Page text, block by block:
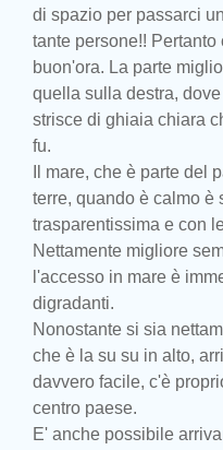
di spazio per passarci
tante persone!!
buon'ora. La parte
quella sulla destra,
strisce di ghiaia chiara
fu.
Il mare, che è parte del
terre, quando è calmo è
trasparentissima e con
Nettamente migliore
l'accesso in mare è
digradanti.
Nonostante si sia
che è la su su in alto,
davvero facile, c'è
centro paese.
E' anche possibile